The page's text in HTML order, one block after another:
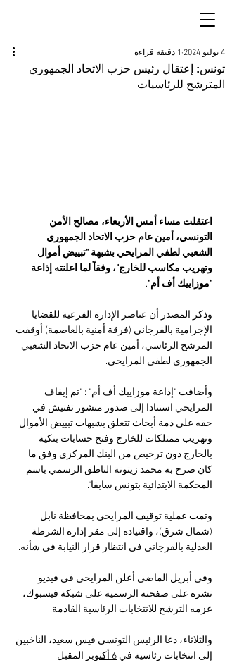
تونس: إعتقال رئيس حزب الاتحاد الجمهوري
المترشح للرئاسيات
4 يوليو 2024 1 دقيقة قراءة
اعتقلت مساء أمس الأربعاء، مصالح الأمن
التونسي، أمين عام حزب الاتحاد الجمهوري
الشعبي لطفي المرايحي بشبهة "تبييض أموال
وتهريب مكاسب للخارج"، وفقاً لما اعلنته إذاعة
"موزاييك أف أم".
وذكر المصدر أن عناصر الإدارة الفرعية للقضايا
الإجرامية بالقرجاني (فرقة أمنية بالعاصمة) أوقفت
المرشح الرئاسي، أمين عام حزب الاتحاد الشعبي
الجمهوري لطفي المرايحي.
وأضافت "إذاعة موزاييك أف أم" : "تم إيقاف
المرايحي استنادا إلى صدور منشور تفتيش في
حقه على ذمة أبحاث تتعلق بشبهات تبييض الأموال
وتهريب ممتلكات للخارج وفتح حسابات بنكية
بالخارج دون ترخيص من البنك المركزي وفق ما
كان صرح به محمد زيتونة الناطق الرسمي باسم
المحكمة الابتدائية بتونس سابقا".
وتمت عملية توقيف المرايحي بمحافظة نابل
(شمال شرق)، واقتياده إلى مقر إدارة الشرطة
العدلية بالقرجاني في انتظار قرار النيابة في شأنه.
وفي أبريل الماضي أعلن المرايحي في فيديو
نشره على صفحته الرسمية على شبكة فيسبوك،
عزمه الترشح للانتخابات الرئاسية القادمة.
والثلاثاء، دعا الرئيس التونسي قيس سعيد، الناخبين
إلى انتخابات رئاسية في 6 أكتوبر المقبل.